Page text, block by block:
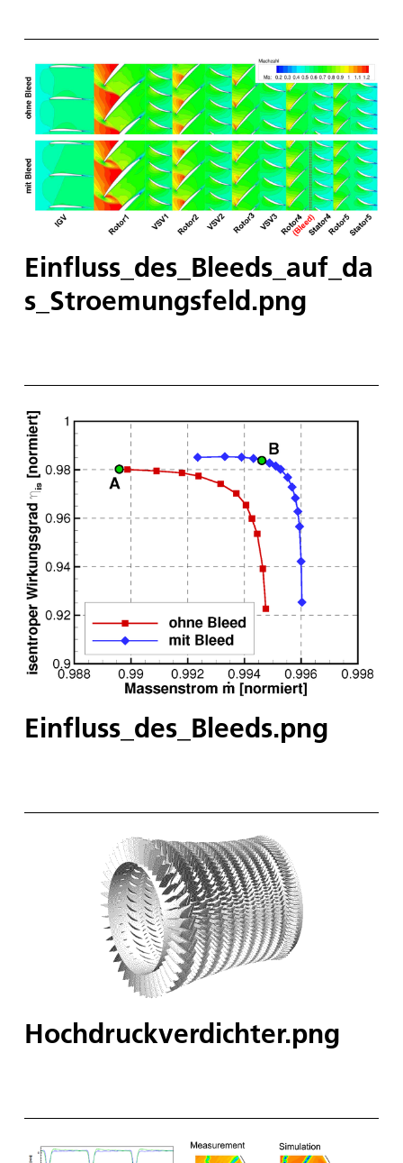
Einfluss_des_Bleeds_auf_da
s_Stroemungsfeld.png
Einfluss_des_Bleeds.png
Hochdruckverdichter.png